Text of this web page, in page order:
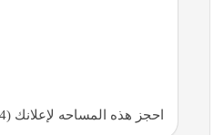
احجز هذه المساحه لإعلانك (ad4)